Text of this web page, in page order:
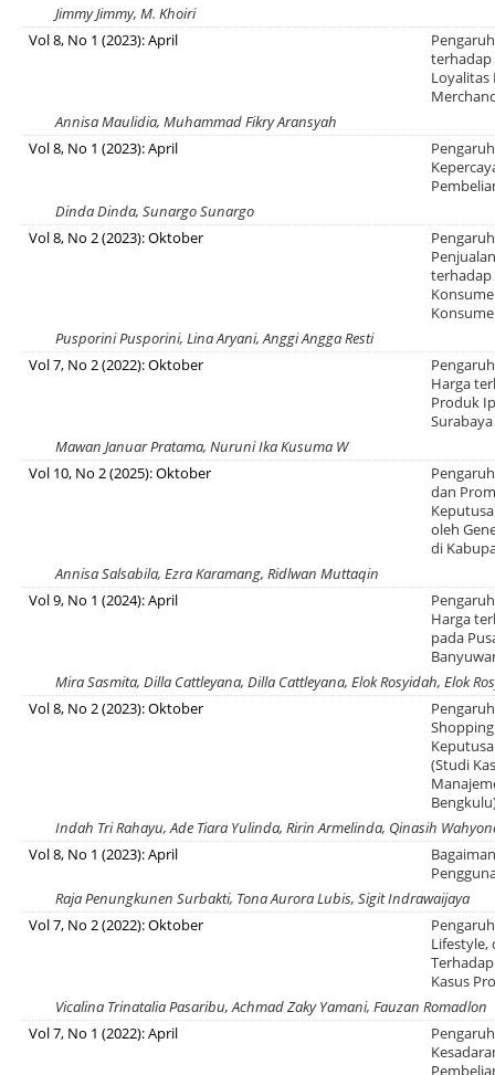
Jimmy Jimmy, M. Khoiri
Vol 8, No 1 (2023): April
terhadap
Loyalitas
Annisa Maulidia, Muhammad Fikry Aransyah
Vol 8, No 1 (2023): April
Dinda Dinda, Sunargo Sunargo
Vol 8, No 2 (2023): Oktober
terhadap
Pusporini Pusporini, Lina Aryani, Anggi Angga Resti
Vol 7, No 2 (2022): Oktober
Harga
Produk
Surabaya
Mawan Januar Pratama, Nuruni Ika Kusuma W
Vol 10, No 2 (2025): Oktober
dan
oleh
di
Annisa Salsabila, Ezra Karamang, Ridlwan Muttaqin
Vol 9, No 1 (2024): April
Harga
pada
Mira Sasmita, Dilla Cattleyana, Dilla Cattleyana, Elok Rosyidah, Elok
Vol 8, No 2 (2023): Oktober
(Studi
Indah Tri Rahayu, Ade Tiara Yulinda, Ririn Armelinda, Qinasih
Vol 8, No 1 (2023): April
Raja Penungkunen Surbakti, Tona Aurora Lubis, Sigit Indrawaijaya
Vol 7, No 2 (2022): Oktober
Lifestyle,
Kasus
Vicalina Trinatalia Pasaribu, Achmad Zaky Yamani, Fauzan Romadlon
Vol 7, No 1 (2022): April